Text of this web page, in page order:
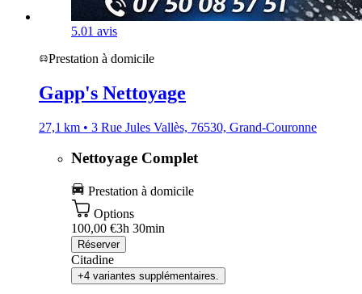
5.01 avis
Prestation à domicile
Gapp's Nettoyage
27,1 km • 3 Rue Jules Vallès, 76530, Grand-Couronne
Nettoyage Complet
Prestation à domicile
Options
100,00 €3h 30min
Réserver
Citadine
+4 variantes supplémentaires.